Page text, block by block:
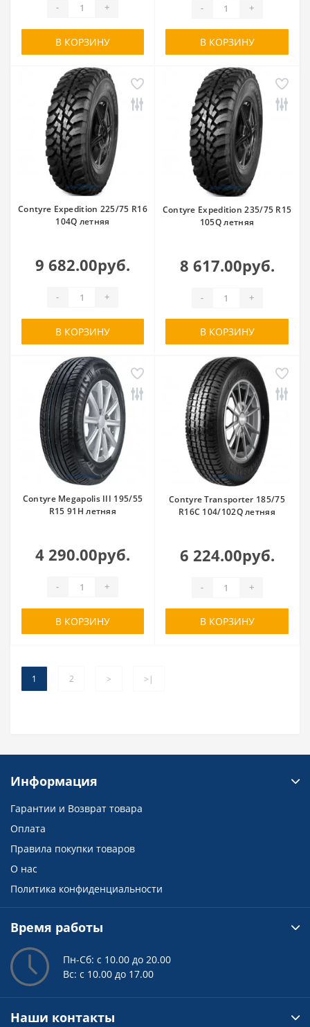
- +
В КОРЗИНУ
- +
В КОРЗИНУ
Contyre Expedition 225/75 R16
104Q летняя
9 682.00руб.
- +
В КОРЗИНУ
Contyre Expedition 235/75 R15
105Q летняя
8 617.00руб.
- +
В КОРЗИНУ
Contyre Megapolis III 195/55
R15 91H летняя
4 290.00руб.
- +
В КОРЗИНУ
Contyre Transporter 185/75
R16C 104/102Q летняя
6 224.00руб.
- +
В КОРЗИНУ
1 2 > >|
Информация
Гарантии и Возврат товара
Оплата
Правила покупки товаров
О нас
Политика конфиденциальности
Время работы
Пн-Сб: с 10.00 до 20.00
Вс: с 10.00 до 17.00
Наши контакты